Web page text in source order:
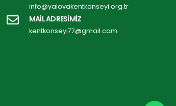
info@yalovakentkonseyi.org.tr
MAİL ADRESİMİZ
kentkonseyi77@gmail.com